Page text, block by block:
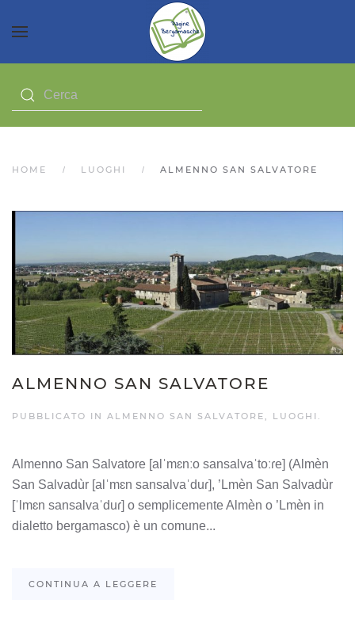
HOME LUOGHI ALMENNO SAN SALVATORE
ALMENNO SAN SALVATORE
PUBBLICATO IN ALMENNO SAN SALVATORE, LUOGHI .
Almenno San Salvatore [alˈmɛnːo sansalvaˈtoːɾe] (Almèn
San Salvadùr [alˈmɛn sansalvaˈduɾ], ’Lmèn San Salvadùr
[ˈlmɛn sansalvaˈduɾ] o semplicemente Almèn o ’Lmèn in
dialetto bergamasco) è un comune...
CONTINUA A LEGGERE